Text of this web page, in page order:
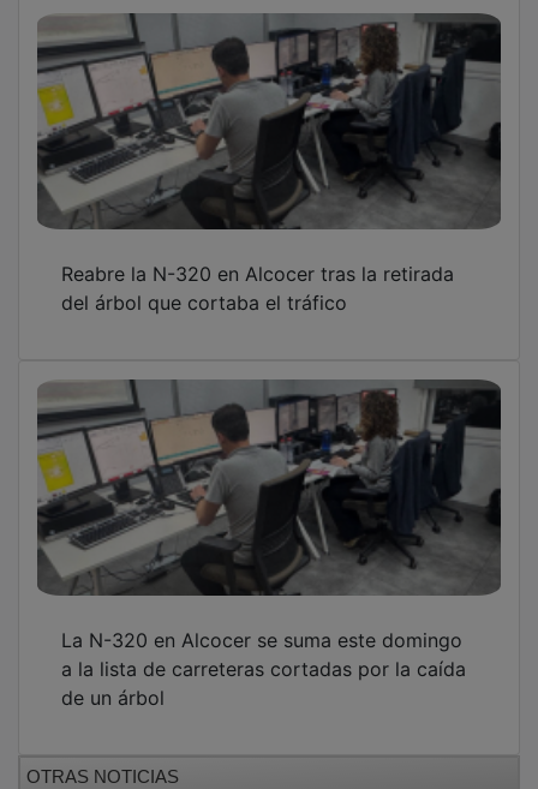
del árbol que cortaba el tráfico
a la lista de carreteras cortadas por la caída
de un árbol
OTRAS NOTICIAS